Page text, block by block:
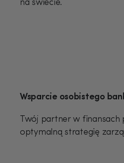
na świecie.
Wsparcie osobistego
Twój partner w finansach
optymalną strategię